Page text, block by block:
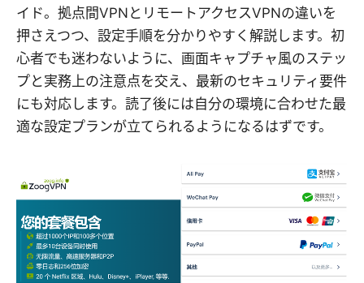
イド。拠点間VPNとリモートアクセスVPNの違いを
押さえつつ、設定手順を分かりやすく解説します。初
心者でも迷わないように、画面キャプチャ風のステッ
プと実務上の注意点を交え、最新のセキュリティ要件
にも対応します。読了後には自分の環境に合わせた最
適な設定プランが立てられるようになるはずです。